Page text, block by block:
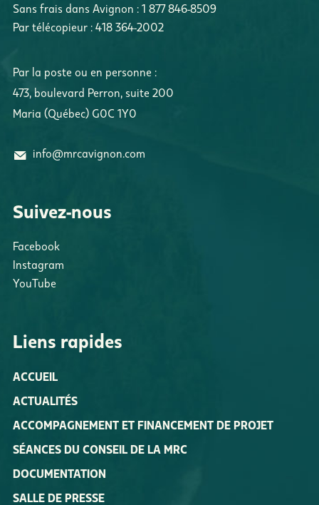
Sans frais dans Avignon : 1 877 846-8509
Par télécopieur : 418 364-2002
Par la poste ou en personne :
473, boulevard Perron, suite 200
Maria (Québec) G0C 1Y0
info@mrcavignon.com
Suivez-nous
Facebook
Instagram
YouTube
Liens rapides
ACCUEIL
ACTUALITÉS
ACCOMPAGNEMENT ET FINANCEMENT DE PROJET
SÉANCES DU CONSEIL DE LA MRC
DOCUMENTATION
SALLE DE PRESSE